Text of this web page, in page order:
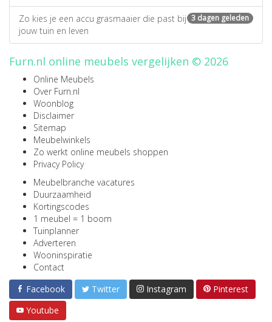
3 dagen geleden
Zo kies je een accu grasmaaier die past bij
jouw tuin en leven
Furn.nl online meubels vergelijken © 2026
Online Meubels
Over Furn.nl
Woonblog
Disclaimer
Sitemap
Meubelwinkels
Zo werkt online meubels shoppen
Privacy Policy
Meubelbranche vacatures
Duurzaamheid
Kortingscodes
1 meubel = 1 boom
Tuinplanner
Adverteren
Wooninspiratie
Contact
Facebook
Twitter Instagram
Pinterest
Youtube